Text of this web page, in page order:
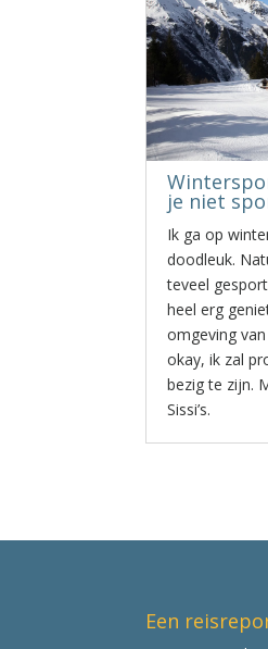
je niet
Ik ga op
doodleuk.
teveel
heel erg
omgeving
okay, ik zal
bezig te zijn.
Sissi’s.
Een